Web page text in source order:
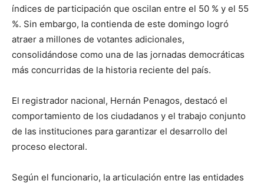
índices de participación que oscilan entre el 50 % y el 55
%. Sin embargo, la contienda de este domingo logró
atraer a millones de votantes adicionales,
consolidándose como una de las jornadas democráticas
más concurridas de la historia reciente del país.
El registrador nacional, Hernán Penagos, destacó el
comportamiento de los ciudadanos y el trabajo conjunto
de las instituciones para garantizar el desarrollo del
proceso electoral.
Según el funcionario, la articulación entre las entidades